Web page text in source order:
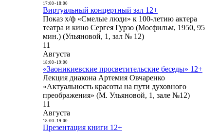
17:00- 18:00
Виртуальный концертный зал 12+
Показ х/ф «Смелые люди» к 100-летию актера
театра и кино Сергея Гурзо (Мосфильм, 1950, 95
мин.) (Ульяновой, 1, зал № 12)
11
Августа
18:00- 19:00
«Заоникиевские просветительские беседы» 12+
Лекция диакона Артемия Овчаренко
«Актуальность красоты на пути духовного
преображения» (М. Ульяновой, 1, зале №12)
11
Августа
18:00- 19:00
Презентация книги 12+